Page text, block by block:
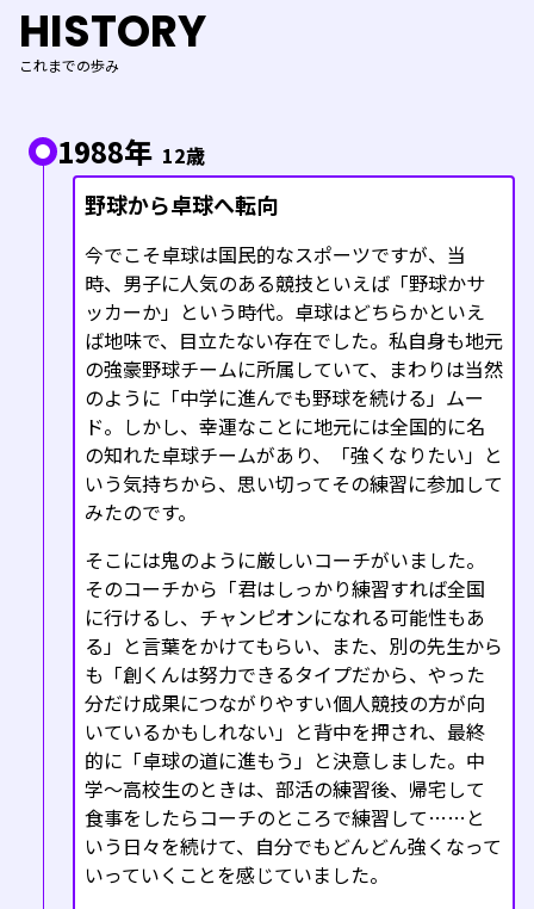
HISTORY
これまでの歩み
1988年 12歳
野球から卓球へ転向
今でこそ卓球は国民的なスポーツですが、当
時、男子に人気のある競技といえば「野球かサ
ッカーか」という時代。卓球はどちらかといえ
ば地味で、目立たない存在でした。私自身も地元
の強豪野球チームに所属していて、まわりは当然
のように「中学に進んでも野球を続ける」ムー
ド。しかし、幸運なことに地元には全国的に名
の知れた卓球チームがあり、「強くなりたい」と
いう気持ちから、思い切ってその練習に参加して
みたのです。
そこには鬼のように厳しいコーチがいました。
そのコーチから「君はしっかり練習すれば全国
に行けるし、チャンピオンになれる可能性もあ
る」と言葉をかけてもらい、また、別の先生から
も「創くんは努力できるタイプだから、やった
分だけ成果につながりやすい個人競技の方が向
いているかもしれない」と背中を押され、最終
的に「卓球の道に進もう」と決意しました。中
学〜高校生のときは、部活の練習後、帰宅して
食事をしたらコーチのところで練習して……と
いう日々を続けて、自分でもどんどん強くなって
いっていくことを感じていました。